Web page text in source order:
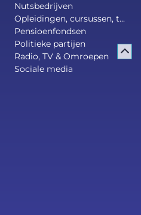
Nutsbedrijven
Opleidingen, cursussen, t...
Pensioenfondsen
Politieke partijen
Radio, TV & Omroepen
Sociale media